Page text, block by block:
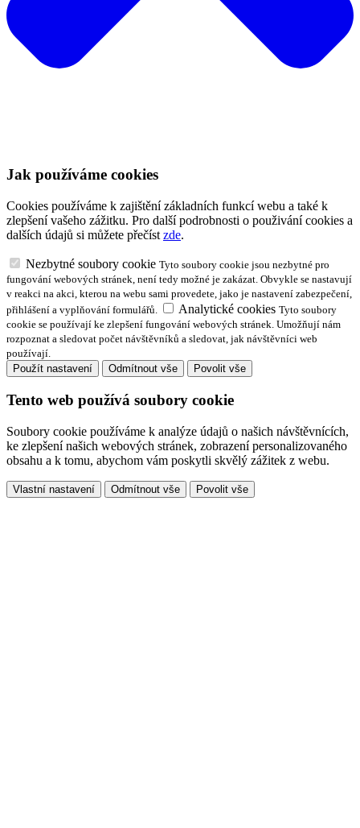
Jak používáme cookies
Cookies používáme k zajištění základních funkcí webu a také k
zlepšení vašeho zážitku. Pro další podrobnosti o použivání cookies a
dalších údajů si můžete přečíst zde.
Nezbytné soubory cookie Tyto soubory cookie jsou nezbytné pro
fungování webových stránek, není tedy možné je zakázat. Obvykle se nastavují
v reakci na akci, kterou na webu sami provedete, jako je nastavení zabezpečení,
přihlášení a vyplňování formulářů.
Analytické cookies Tyto soubory
cookie se používají ke zlepšení fungování webových stránek. Umožňují nám
rozpoznat a sledovat počet návštěvníků a sledovat, jak návštěvníci web
používají.
Použít nastavení
Odmítnout vše Povolit vše
Tento web používá soubory cookie
Soubory cookie používáme k analýze údajů o našich návštěvnících,
ke zlepšení našich webových stránek, zobrazení personalizovaného
obsahu a k tomu, abychom vám poskytli skvělý zážitek z webu.
Vlastní nastavení Odmítnout vše Povolit vše